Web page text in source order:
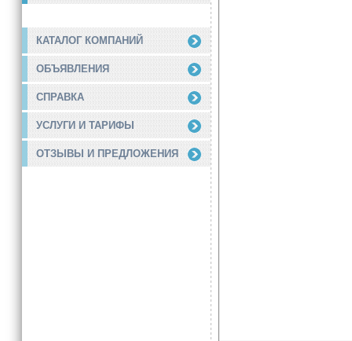
КАТАЛОГ КОМПАНИЙ
ОБЪЯВЛЕНИЯ
СПРАВКА
УСЛУГИ И ТАРИФЫ
ОТЗЫВЫ И ПРЕДЛОЖЕНИЯ